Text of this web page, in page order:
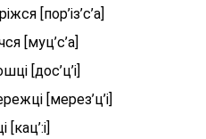
[пор’із’с’а]
[муц’с’а]
[дос’ц’і]
[мерез’ц’і]
[кац’:і]